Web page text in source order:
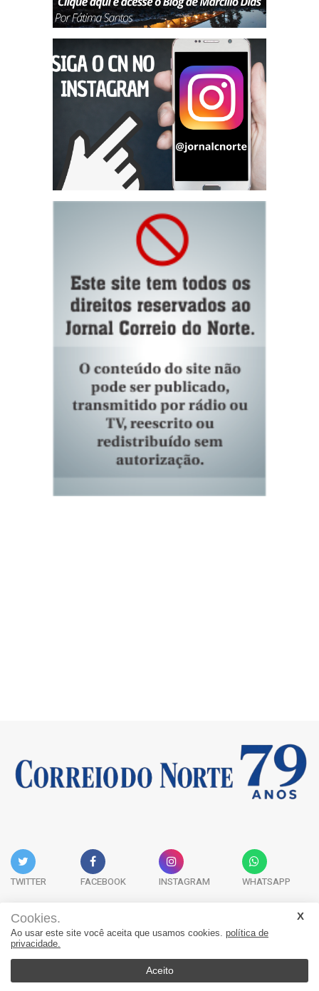
TWITTER FACEBOOK INSTAGRAM WHATSAPP
Acervo Digital Fale Conosco Quem Somos
Cookies.
Ao usar este site você aceita que usamos cookies. política de
privacidade.
Aceito